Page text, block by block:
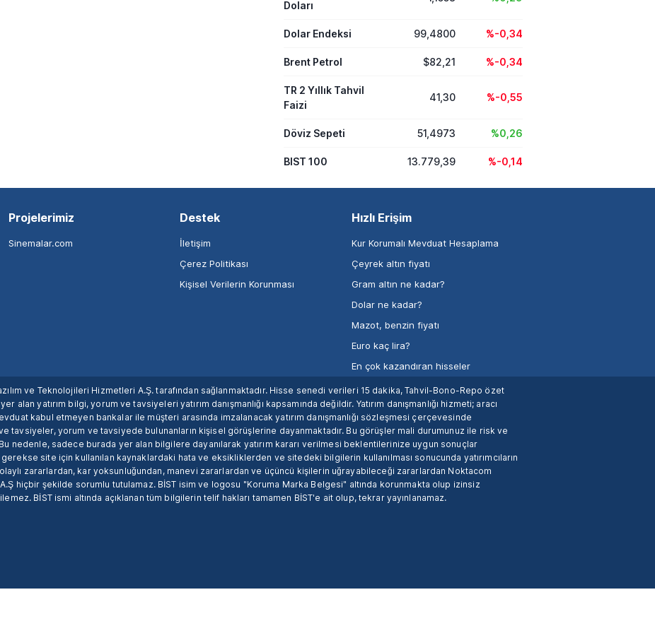
Doları
Dolar Endeksi 99,4800 %-0,34
Brent Petrol $82,21 %-0,34
TR 2 Yıllık Tahvil
Faizi
41,30 %-0,55
Döviz Sepeti 51,4973 %0,26
BIST 100 13.779,39 %-0,14
Projelerimiz
Sinemalar.com
Destek
İletişim
Çerez Politikası
Kişisel Verilerin Korunması
Hızlı Erişim
Kur Korumalı Mevduat Hesaplama
Çeyrek altın fiyatı
Gram altın ne kadar?
Dolar ne kadar?
Mazot, benzin fiyatı
Euro kaç lira?
En çok kazandıran hisseler
ve Teknolojileri Hizmetleri A.Ş. tarafından sağlanmaktadır. Hisse senedi verileri 15 dakika, Tahvil-Bono-Repo özet
yatırım bilgi, yorum ve tavsiyeleri yatırım danışmanlığı kapsamında değildir. Yatırım danışmanlığı hizmeti; aracı
kabul etmeyen bankalar ile müşteri arasında imzalanacak yatırım danışmanlığı sözleşmesi çerçevesinde
tavsiyeler, yorum ve tavsiyede bulunanların kişisel görüşlerine dayanmaktadır. Bu görüşler mali durumunuz ile risk ve
nedenle, sadece burada yer alan bilgilere dayanılarak yatırım kararı verilmesi beklentilerinize uygun sonuçlar
site için kullanılan kaynaklardaki hata ve eksikliklerden ve sitedeki bilgilerin kullanılması sonucunda yatırımcıların
zararlardan, kar yoksunluğundan, manevi zararlardan ve üçüncü kişilerin uğrayabileceği zararlardan Noktacom
hiçbir şekilde sorumlu tutulamaz. BİST isim ve logosu "Koruma Marka Belgesi" altında korunmakta olup izinsiz
BİST ismi altında açıklanan tüm bilgilerin telif hakları tamamen BİST'e ait olup, tekrar yayınlanamaz.